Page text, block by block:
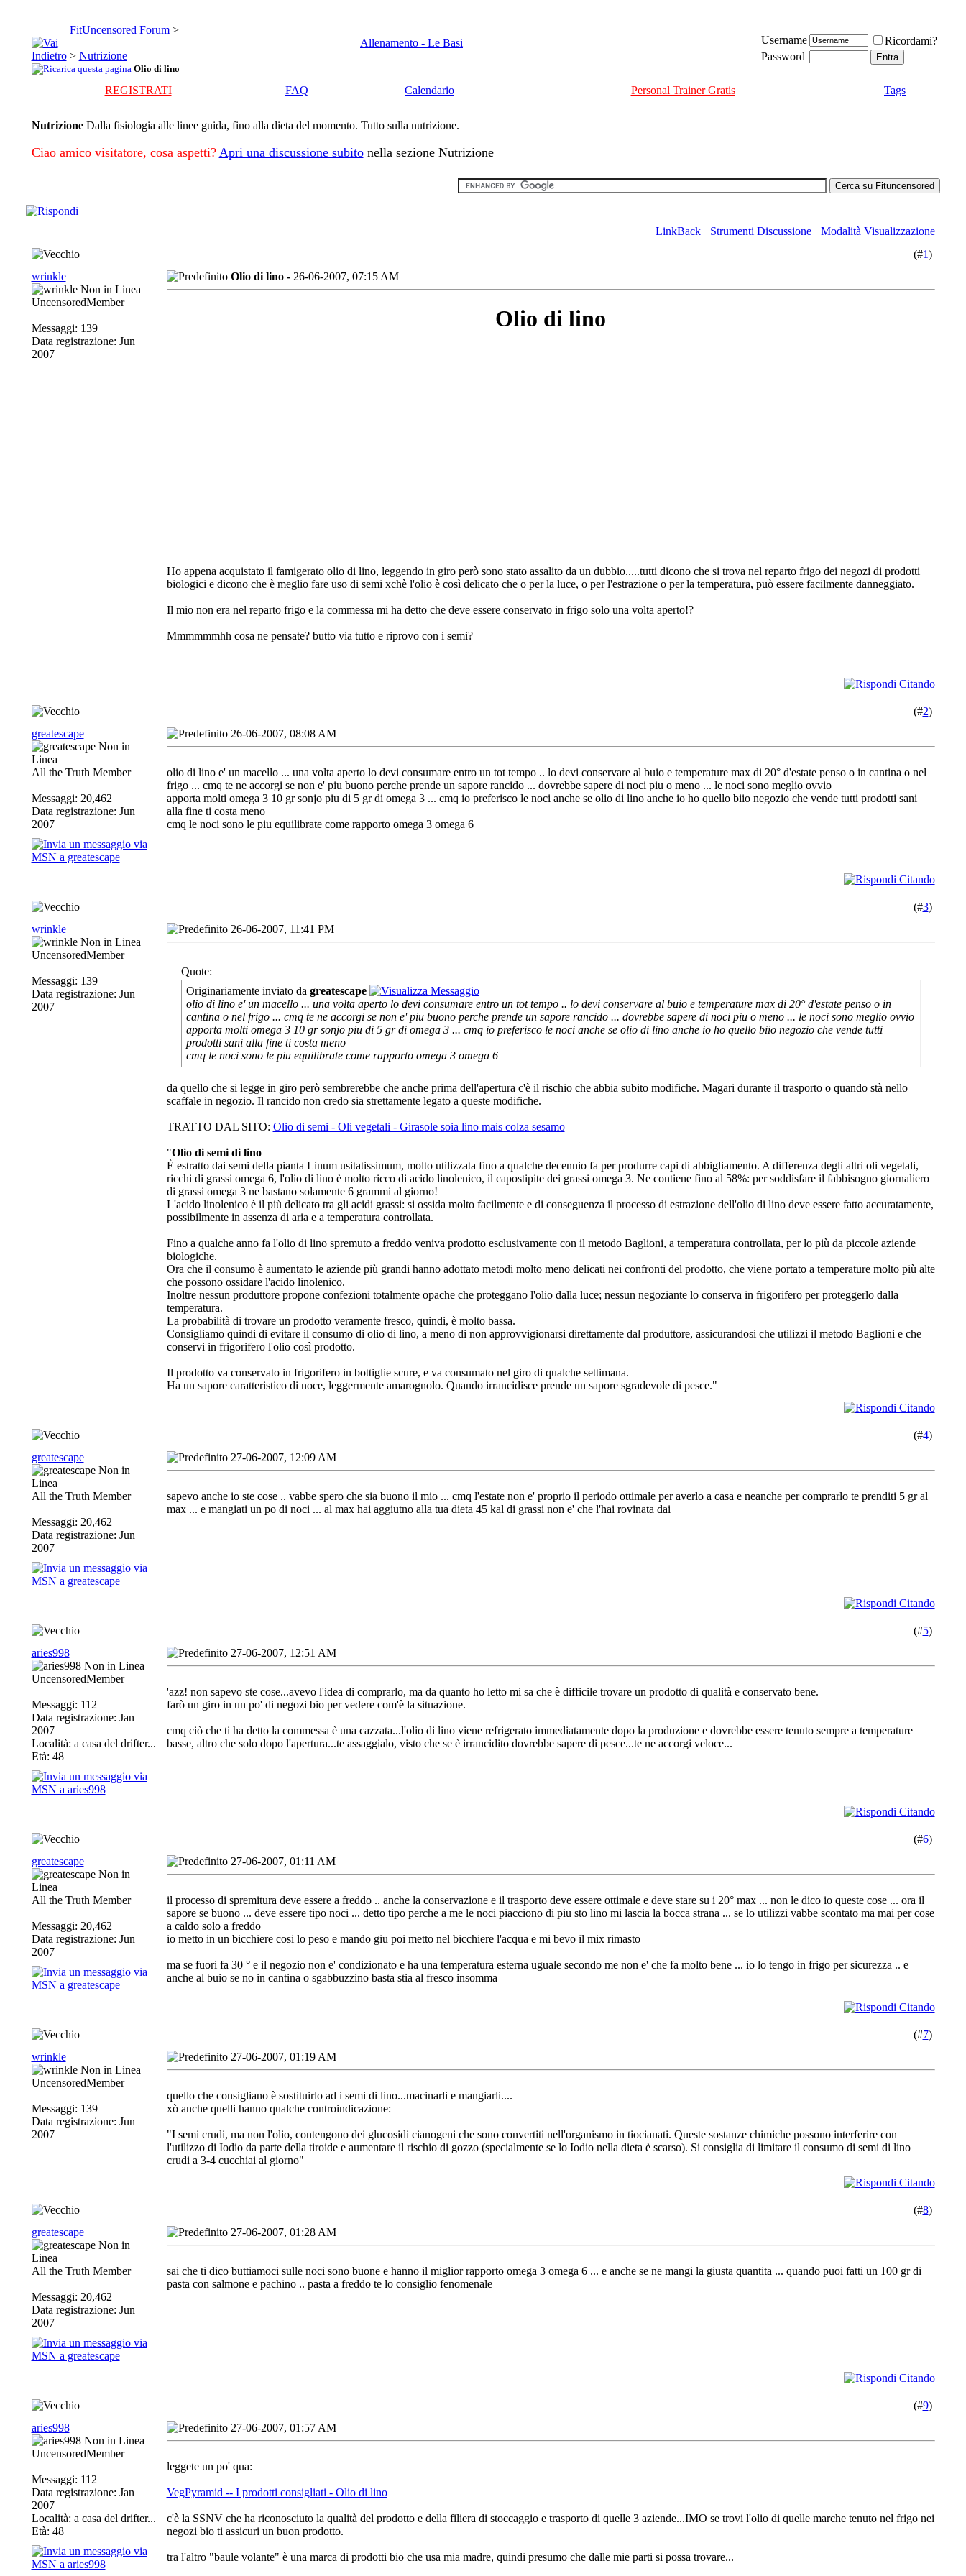
FitUncensored Forum >
Allenamento - Le Basi
> Nutrizione
Olio di lino
Username
Ricordami?
Password
REGISTRATI FAQ Calendario Personal Trainer Gratis Tags
Nutrizione Dalla fisiologia alle linee guida, fino alla dieta del momento. Tutto sulla nutrizione.
Ciao amico visitatore, cosa aspetti? Apri una discussione subitonella sezione Nutrizione
LinkBack Strumenti Discussione
Modalità Visualizzazione
(#1)
wrinkle
UncensoredMember
Messaggi: 139
Data registrazione: Jun
2007
Olio di lino - 26-06-2007, 07:15 AM
Olio di lino
Ho appena acquistato il famigerato olio di lino, leggendo in giro però sono stato assalito da un dubbio.....tutti dicono che si trova nel reparto frigo dei negozi di prodotti
biologici e dicono che è meglio fare uso di semi xchè l'olio è così delicato che o per la luce, o per l'estrazione o per la temperatura, può essere facilmente danneggiato.
Il mio non era nel reparto frigo e la commessa mi ha detto che deve essere conservato in frigo solo una volta aperto!?
Mmmmmmhh cosa ne pensate? butto via tutto e riprovo con i semi?
(#2)
greatescape
All the Truth Member
Messaggi: 20,462
Data registrazione: Jun
2007
26-06-2007, 08:08 AM
olio di lino e' un macello ... una volta aperto lo devi consumare entro un tot tempo .. lo devi conservare al buio e temperature max di 20° d'estate penso o in cantina o nel
frigo ... cmq te ne accorgi se non e' piu buono perche prende un sapore rancido ... dovrebbe sapere di noci piu o meno ... le noci sono meglio ovvio
apporta molti omega 3 10 gr sonjo piu di 5 gr di omega 3 ... cmq io preferisco le noci anche se olio di lino anche io ho quello biio negozio che vende tutti prodotti sani
alla fine ti costa meno
cmq le noci sono le piu equilibrate come rapporto omega 3 omega 6
(#3)
wrinkle
UncensoredMember
Messaggi: 139
Data registrazione: Jun
2007
26-06-2007, 11:41 PM
Quote:
Originariamente inviato da greatescape
olio di lino e' un macello ... una volta aperto lo devi consumare entro un tot tempo .. lo devi conservare al buio e temperature max di 20° d'estate penso o in
cantina o nel frigo ... cmq te ne accorgi se non e' piu buono perche prende un sapore rancido ... dovrebbe sapere di noci piu o meno ... le noci sono meglio ovvio
apporta molti omega 3 10 gr sonjo piu di 5 gr di omega 3 ... cmq io preferisco le noci anche se olio di lino anche io ho quello biio negozio che vende tutti
prodotti sani alla fine ti costa meno
cmq le noci sono le piu equilibrate come rapporto omega 3 omega 6
da quello che si legge in giro però sembrerebbe che anche prima dell'apertura c'è il rischio che abbia subito modifiche. Magari durante il trasporto o quando stà nello
scaffale in negozio. Il rancido non credo sia strettamente legato a queste modifiche.
TRATTO DAL SITO: Olio di semi - Oli vegetali - Girasole soia lino mais colza sesamo
"Olio di semi di lino
È estratto dai semi della pianta Linum usitatissimum, molto utilizzata fino a qualche decennio fa per produrre capi di abbigliamento. A differenza degli altri oli vegetali,
ricchi di grassi omega 6, l'olio di lino è molto ricco di acido linolenico, il capostipite dei grassi omega 3. Ne contiene fino al 58%: per soddisfare il fabbisogno giornaliero
di grassi omega 3 ne bastano solamente 6 grammi al giorno!
L'acido linolenico è il più delicato tra gli acidi grassi: si ossida molto facilmente e di conseguenza il processo di estrazione dell'olio di lino deve essere fatto accuratamente,
possibilmente in assenza di aria e a temperatura controllata.
Fino a qualche anno fa l'olio di lino spremuto a freddo veniva prodotto esclusivamente con il metodo Baglioni, a temperatura controllata, per lo più da piccole aziende
biologiche.
Ora che il consumo è aumentato le aziende più grandi hanno adottato metodi molto meno delicati nei confronti del prodotto, che viene portato a temperature molto più alte
che possono ossidare l'acido linolenico.
Inoltre nessun produttore propone confezioni totalmente opache che proteggano l'olio dalla luce; nessun negoziante lo conserva in frigorifero per proteggerlo dalla
temperatura.
La probabilità di trovare un prodotto veramente fresco, quindi, è molto bassa.
Consigliamo quindi di evitare il consumo di olio di lino, a meno di non approvvigionarsi direttamente dal produttore, assicurandosi che utilizzi il metodo Baglioni e che
conservi in frigorifero l'olio così prodotto.
Il prodotto va conservato in frigorifero in bottiglie scure, e va consumato nel giro di qualche settimana.
Ha un sapore caratteristico di noce, leggermente amarognolo. Quando irrancidisce prende un sapore sgradevole di pesce."
(#4)
greatescape
All the Truth Member
Messaggi: 20,462
Data registrazione: Jun
2007
27-06-2007, 12:09 AM
sapevo anche io ste cose .. vabbe spero che sia buono il mio ... cmq l'estate non e' proprio il periodo ottimale per averlo a casa e neanche per comprarlo te prenditi 5 gr al
max ... e mangiati un po di noci ... al max hai aggiutno alla tua dieta 45 kal di grassi non e' che l'hai rovinata dai
(#5)
aries998
UncensoredMember
Messaggi: 112
Data registrazione: Jan
2007
Località: a casa del drifter...
Età: 48
27-06-2007, 12:51 AM
'azz! non sapevo ste cose...avevo l'idea di comprarlo, ma da quanto ho letto mi sa che è difficile trovare un prodotto di qualità e conservato bene.
farò un giro in un po' di negozi bio per vedere com'è la situazione.
cmq ciò che ti ha detto la commessa è una cazzata...l'olio di lino viene refrigerato immediatamente dopo la produzione e dovrebbe essere tenuto sempre a temperature
basse, altro che solo dopo l'apertura...te assaggialo, visto che se è irrancidito dovrebbe sapere di pesce...te ne accorgi veloce...
(#6)
greatescape
All the Truth Member
Messaggi: 20,462
Data registrazione: Jun
2007
27-06-2007, 01:11 AM
il processo di spremitura deve essere a freddo .. anche la conservazione e il trasporto deve essere ottimale e deve stare su i 20° max ... non le dico io queste cose ... ora il
sapore se buono ... deve essere tipo noci ... detto tipo perche a me le noci piacciono di piu sto lino mi lascia la bocca strana ... se lo utilizzi vabbe scontato ma mai per cose
a caldo solo a freddo
io metto in un bicchiere cosi lo peso e mando giu poi metto nel bicchiere l'acqua e mi bevo il mix rimasto
ma se fuori fa 30 ° e il negozio non e' condizionato e ha una temperatura esterna uguale secondo me non e' che fa molto bene ... io lo tengo in frigo per sicurezza .. e
anche al buio se no in cantina o sgabbuzzino basta stia al fresco insomma
(#7)
wrinkle
UncensoredMember
Messaggi: 139
Data registrazione: Jun
2007
27-06-2007, 01:19 AM
quello che consigliano è sostituirlo ad i semi di lino...macinarli e mangiarli....
xò anche quelli hanno qualche controindicazione:
"I semi crudi, ma non l'olio, contengono dei glucosidi cianogeni che sono convertiti nell'organismo in tiocianati. Queste sostanze chimiche possono interferire con
l'utilizzo di Iodio da parte della tiroide e aumentare il rischio di gozzo (specialmente se lo Iodio nella dieta è scarso). Si consiglia di limitare il consumo di semi di lino
crudi a 3-4 cucchiai al giorno"
(#8)
greatescape
All the Truth Member
Messaggi: 20,462
Data registrazione: Jun
2007
27-06-2007, 01:28 AM
sai che ti dico buttiamoci sulle noci sono buone e hanno il miglior rapporto omega 3 omega 6 ... e anche se ne mangi la giusta quantita ... quando puoi fatti un 100 gr di
pasta con salmone e pachino .. pasta a freddo te lo consiglio fenomenale
(#9)
aries998
UncensoredMember
Messaggi: 112
Data registrazione: Jan
2007
Località: a casa del drifter...
Età: 48
27-06-2007, 01:57 AM
leggete un po' qua:
VegPyramid -- I prodotti consigliati - Olio di lino
c'è la SSNV che ha riconosciuto la qualità del prodotto e della filiera di stoccaggio e trasporto di quelle 3 aziende...IMO se trovi l'olio di quelle marche tenuto nel frigo nei
negozi bio ti assicuri un buon prodotto.
tra l'altro "baule volante" è una marca di prodotti bio che usa mia madre, quindi presumo che dalle mie parti si possa trovare...